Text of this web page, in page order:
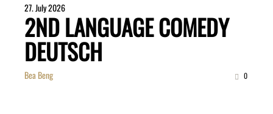
27. July 2026
2ND LANGUAGE COMEDY
DEUTSCH
Bea Beng 0